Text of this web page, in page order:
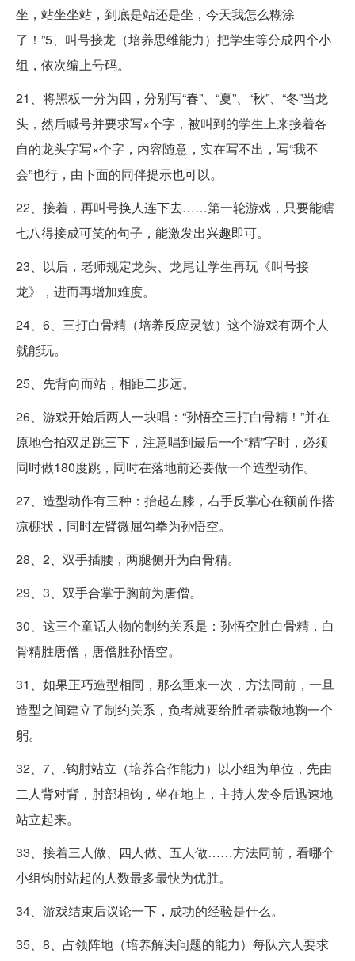
坐，站坐坐站，到底是站还是坐，今天我怎么糊涂
了！”5、叫号接龙（培养思维能力）把学生等分成四个小
组，依次编上号码。
21、将黑板一分为四，分别写“春”、“夏”、“秋”、“冬”当龙
头，然后喊号并要求写×个字，被叫到的学生上来接着各
自的龙头字写×个字，内容随意，实在写不出，写“我不
会”也行，由下面的同伴提示也可以。
22、接着，再叫号换人连下去……第一轮游戏，只要能瞎
七八得接成可笑的句子，能激发出兴趣即可。
23、以后，老师规定龙头、龙尾让学生再玩《叫号接
龙》，进而再增加难度。
24、6、三打白骨精（培养反应灵敏）这个游戏有两个人
就能玩。
25、先背向而站，相距二步远。
26、游戏开始后两人一块唱：“孙悟空三打白骨精！”并在
原地合拍双足跳三下，注意唱到最后一个“精”字时，必须
同时做180度跳，同时在落地前还要做一个造型动作。
27、造型动作有三种：抬起左膝，右手反掌心在额前作搭
凉棚状，同时左臂微屈勾拳为孙悟空。
28、2、双手插腰，两腿侧开为白骨精。
29、3、双手合掌于胸前为唐僧。
30、这三个童话人物的制约关系是：孙悟空胜白骨精，白
骨精胜唐僧，唐僧胜孙悟空。
31、如果正巧造型相同，那么重来一次，方法同前，一旦
造型之间建立了制约关系，负者就要给胜者恭敬地鞠一个
躬。
32、7、.钩肘站立（培养合作能力）以小组为单位，先由
二人背对背，肘部相钩，坐在地上，主持人发令后迅速地
站立起来。
33、接着三人做、四人做、五人做……方法同前，看哪个
小组钩肘站起的人数最多最快为优胜。
34、游戏结束后议论一下，成功的经验是什么。
35、8、占领阵地（培养解决问题的能力）每队六人要求